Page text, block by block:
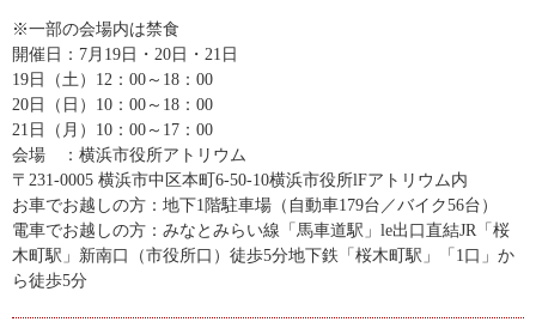
※一部の会場内は禁食
開催日：7月19日・20日・21日
19日（土）12：00～18：00
20日（日）10：00～18：00
21日（月）10：00～17：00
会場 ：横浜市役所アトリウム
〒231-0005 横浜市中区本町6-50-10横浜市役所lFアトリウム内
お車でお越しの方：地下1階駐車場（自動車179台／バイク56台）
電車でお越しの方：みなとみらい線「馬車道駅」le出口直結JR「桜
木町駅」新南口（市役所口）徒歩5分地下鉄「桜木町駅」「1口」か
ら徒歩5分